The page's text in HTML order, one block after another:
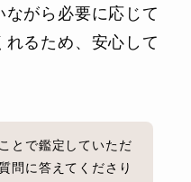
がら必要に応じて
るため、安心して
とで鑑定していただ
問に答えてくださり